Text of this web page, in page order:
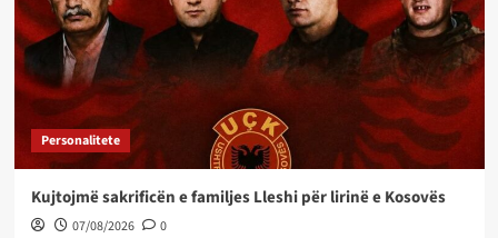
Personalitete
Kujtojmë sakrificën e familjes Lleshi për lirinë e Kosovës
07/08/2026 0